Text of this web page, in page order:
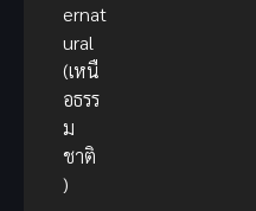
ernat
ural
(เหนื
อธรร
ม
ชาติ
)